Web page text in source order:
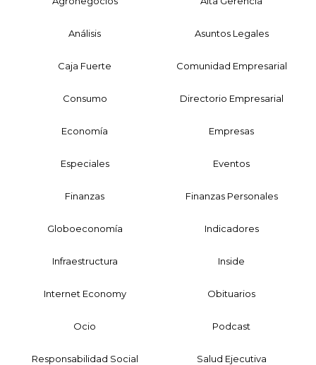
Análisis Asuntos Legales
Caja Fuerte Comunidad Empresarial
Consumo Directorio Empresarial
Economía Empresas
Especiales Eventos
Finanzas Finanzas Personales
Globoeconomía Indicadores
Infraestructura Inside
Internet Economy Obituarios
Ocio Podcast
Responsabilidad Social Salud Ejecutiva